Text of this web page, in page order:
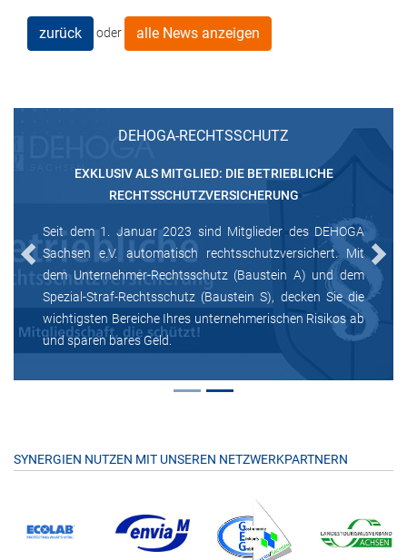
zurück oder alle News anzeigen
DEHOGA-RECHTSSCHUTZ
EXKLUSIV ALS MITGLIED: DIE BETRIEBLICHE
RECHTSSCHUTZVERSICHERUNG
Seit dem 1. Januar 2023 sind Mitglieder des DEHOGA
Sachsen e.V. automatisch rechtsschutzversichert. Mit
dem Unternehmer-Rechtsschutz (Baustein A) und dem
Spezial-Straf-Rechtsschutz (Baustein S), decken Sie die
wichtigsten Bereiche Ihres unternehmerischen Risikos ab
und sparen bares Geld.
Previous Next
SYNERGIEN NUTZEN MIT UNSEREN NETZWERKPARTNERN